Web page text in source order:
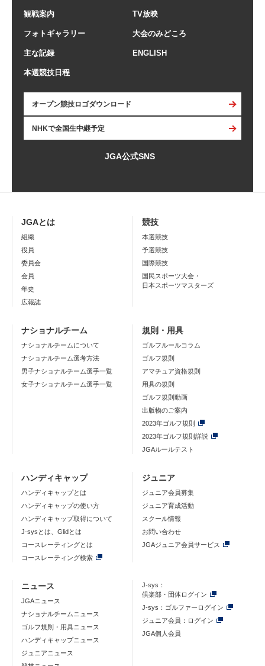
観戦案内 TV放映
フォトギャラリー 大会のみどころ
主な記録 ENGLISH
本選競技日程
オープン競技ロゴダウンロード
NHKで全国生中継予定
JGA公式SNS
JGAとは
組織
役員
委員会
会員
年史
広報誌
競技
本選競技
予選競技
国際競技
国民スポーツ大会・
日本スポーツマスターズ
ナショナルチーム
ナショナルチームについて
ナショナルチーム選考方法
男子ナショナルチーム選手一覧
女子ナショナルチーム選手一覧
規則・用具
ゴルフルールコラム
ゴルフ規則
アマチュア資格規則
用具の規則
ゴルフ規則動画
出版物のご案内
2023年ゴルフ規則
2023年ゴルフ規則詳説
JGAルールテスト
ハンディキャップ
ハンディキャップとは
ハンディキャップの使い方
ハンディキャップ取得について
J-sysとは、Glidとは
コースレーティングとは
コースレーティング検索
ジュニア
ジュニア会員募集
ジュニア育成活動
スクール情報
お問い合わせ
JGAジュニア会員サービス
ニュース
JGAニュース
ナショナルチームニュース
ゴルフ規則・用具ニュース
ハンディキャップニュース
ジュニアニュース
J-sys：
倶楽部・団体ログイン
J-sys：ゴルファーログイン
ジュニア会員：ログイン
JGA個人会員